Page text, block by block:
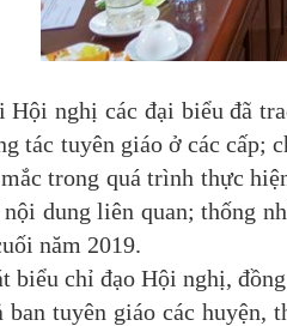
nghị các đại biểu đã
tác tuyên giáo ở các cấp;
trong quá trình thực
dung liên quan; thống
năm 2019.
chỉ đạo Hội nghị, đồng
ban tuyên giáo các huyện,